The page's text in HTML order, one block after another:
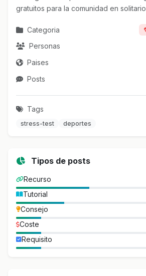
gratuitos para la comunidad en solitario
Categoria
Personas
Paises
Posts
Tags
stress-test deportes
Tipos de posts
Recurso
Tutorial
Consejo
Coste
Requisito